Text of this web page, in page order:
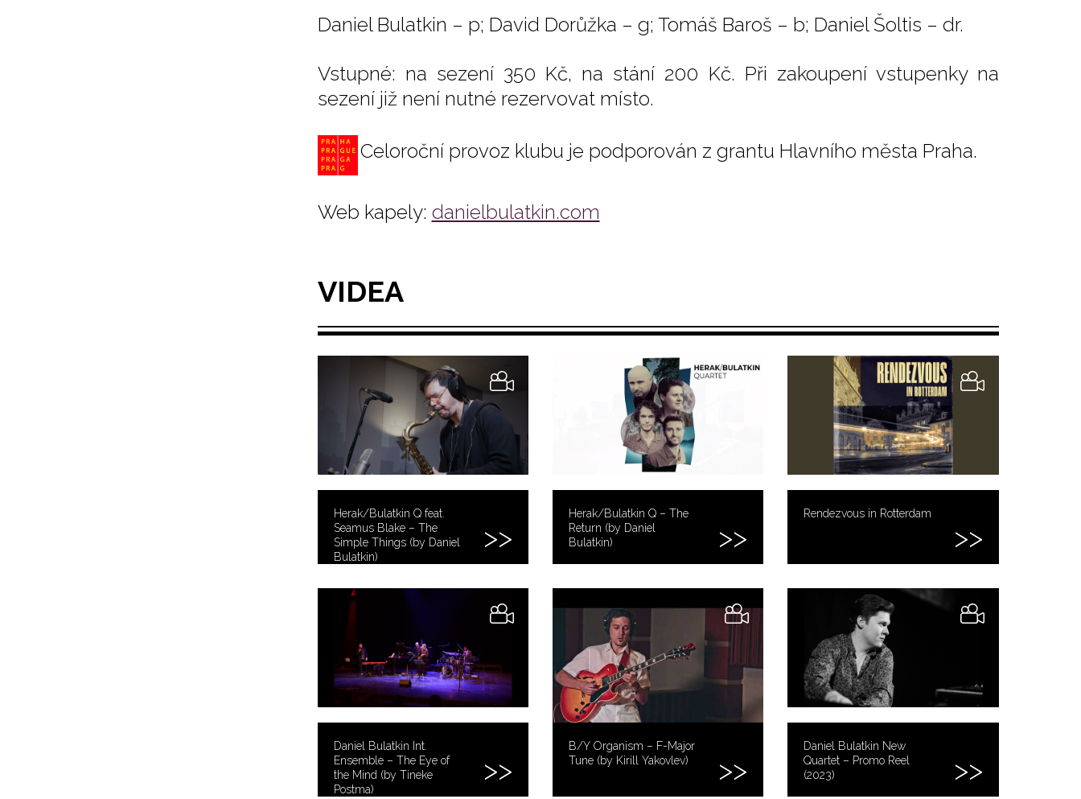
Daniel Bulatkin – p; David Dorůžka – g; Tomáš Baroš – b; Daniel Šoltis – dr.
Vstupné: na sezení 350 Kč, na stání 200 Kč. Při zakoupení vstupenky na
sezení již není nutné rezervovat místo.
Celoroční provoz klubu je podporován z grantu Hlavního města Praha.
Web kapely: danielbulatkin.com
VIDEA
Herak/Bulatkin Q feat.
Seamus Blake – The
Simple Things (by Daniel
Bulatkin)
Herak/Bulatkin Q – The
Return (by Daniel
Bulatkin)
Rendezvous in Rotterdam
Daniel Bulatkin Int.
Ensemble – The Eye of
the Mind (by Tineke
Postma)
B/Y Organism – F-Major
Tune (by Kirill Yakovlev)
Daniel Bulatkin New
Quartet – Promo Reel
(2023)